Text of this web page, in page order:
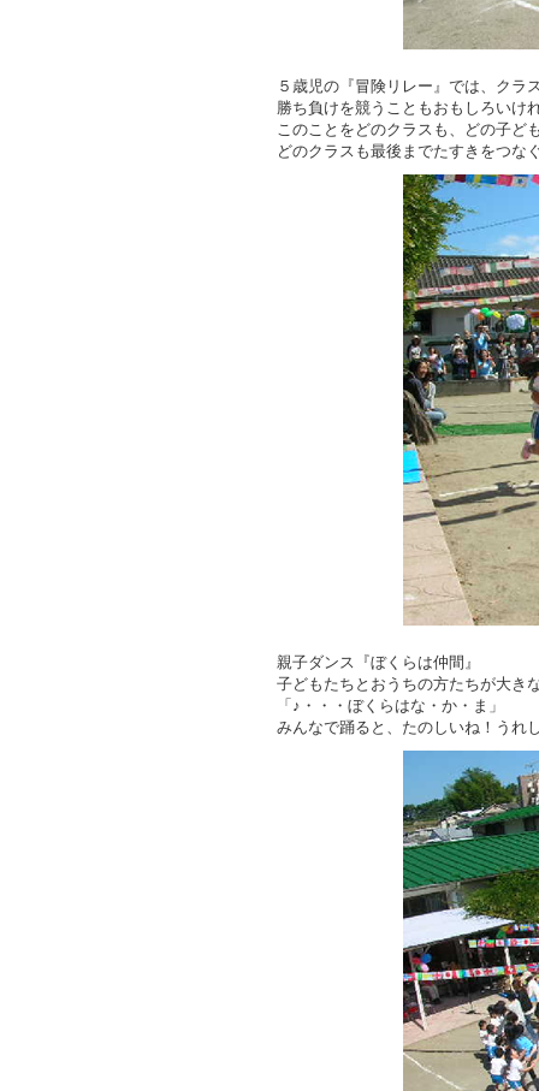
５歳児の『冒険リレー』では、クラ
勝ち負けを競うこともおもしろいけ
このことをどのクラスも、どの子ど
どのクラスも最後までたすきをつな
親子ダンス『ぼくらは仲間』
子どもたちとおうちの方たちが大き
「♪・・・ぼくらはな・か・ま」
みんなで踊ると、たのしいね！うれ